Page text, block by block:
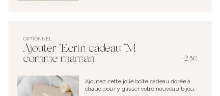
OPTIONNEL
Ajouter "Ecrin cadeau "M
comme maman""
+2.5€
Ajoutez cette jolie boîte cadeau dorée à
chaud pour y glisser votre nouveau bijou.